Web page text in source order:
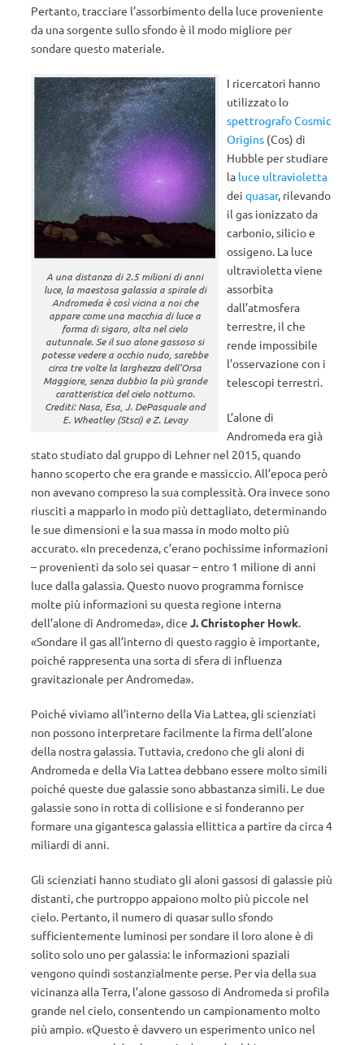
Pertanto, tracciare l’assorbimento della luce proveniente
da una sorgente sullo sfondo è il modo migliore per
sondare questo materiale.
A una distanza di 2.5 milioni di anni
luce, la maestosa galassia a spirale di
Andromeda è così vicina a noi che
appare come una macchia di luce a
forma di sigaro, alta nel cielo
autunnale. Se il suo alone gassoso si
potesse vedere a occhio nudo, sarebbe
circa tre volte la larghezza dell’Orsa
Maggiore, senza dubbio la più grande
caratteristica del cielo notturno.
Crediti: Nasa, Esa, J. DePasquale and
E. Wheatley (Stsci) e Z. Levay
I ricercatori hanno
utilizzato lo
spettrografo Cosmic
Origins (Cos) di
Hubble per studiare
la luce ultravioletta
deiquasar, rilevando
il gas ionizzato da
carbonio, silicio e
ossigeno. La luce
ultravioletta viene
assorbita
dall’atmosfera
terrestre, il che
rende impossibile
l’osservazione con i
telescopi terrestri.
L’alone di
Andromeda era già
stato studiato dal gruppo di Lehner nel 2015, quando
hanno scoperto che era grande e massiccio. All’epoca però
non avevano compreso la sua complessità. Ora invece sono
riusciti a mapparlo in modo più dettagliato, determinando
le sue dimensioni e la sua massa in modo molto più
accurato. «In precedenza, c’erano pochissime informazioni
– provenienti da solo sei quasar – entro 1 milione di anni
luce dalla galassia. Questo nuovo programma fornisce
molte più informazioni su questa regione interna
dell’alone di Andromeda», dice J. Christopher Howk.
«Sondare il gas all’interno di questo raggio è importante,
poiché rappresenta una sorta di sfera di influenza
gravitazionale per Andromeda».
Poiché viviamo all’interno della Via Lattea, gli scienziati
non possono interpretare facilmente la firma dell’alone
della nostra galassia. Tuttavia, credono che gli aloni di
Andromeda e della Via Lattea debbano essere molto simili
poiché queste due galassie sono abbastanza simili. Le due
galassie sono in rotta di collisione e si fonderanno per
formare una gigantesca galassia ellittica a partire da circa 4
miliardi di anni.
Gli scienziati hanno studiato gli aloni gassosi di galassie più
distanti, che purtroppo appaiono molto più piccole nel
cielo. Pertanto, il numero di quasar sullo sfondo
sufficientemente luminosi per sondare il loro alone è di
solito solo uno per galassia: le informazioni spaziali
vengono quindi sostanzialmente perse. Per via della sua
vicinanza alla Terra, l’alone gassoso di Andromeda si profila
grande nel cielo, consentendo un campionamento molto
più ampio. «Questo è davvero un esperimento unico nel